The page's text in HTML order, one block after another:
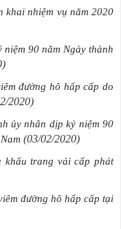
khai nhiệm vụ năm 2020
90 năm Ngày thành
đường hô hấp cấp do
2020)
ủy nhân dịp kỷ niệm 90
(03/02/2020)
khẩu trang vải cấp phát
đường hô hấp cấp tại